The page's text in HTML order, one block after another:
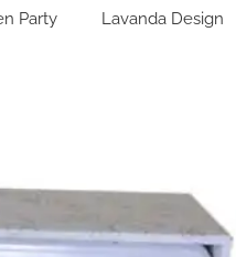
Party Lavanda Design